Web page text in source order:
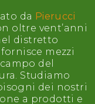
da Pierucci
oltre vent’anni
distretto
mezzi
del
Studiamo
dei nostri
a prodotti e